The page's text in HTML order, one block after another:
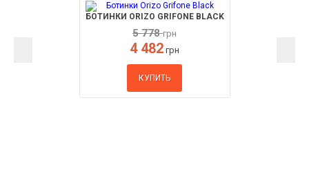
БОТИНКИ ORIZO GRIFONE BLACK
5 778грн
4 482 грн
КУПИТЬ